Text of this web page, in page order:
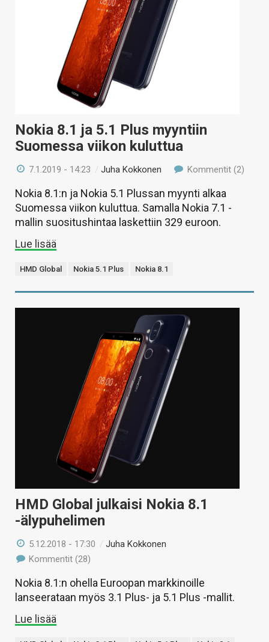
Nokia 8.1 ja 5.1 Plus myyntiin
Suomessa viikon kuluttua
7.1.2019 - 14:23 /Juha Kokkonen Kommentit (2)
Nokia 8.1:n ja Nokia 5.1 Plussan myynti alkaa
Suomessa viikon kuluttua. Samalla Nokia 7.1 -
mallin suositushintaa laskettiin 329 euroon.
Lue lisää
HMD Global Nokia 5.1 Plus Nokia 8.1
HMD Global julkaisi Nokia 8.1
-älypuhelimen
5.12.2018 - 17:30 /Juha Kokkonen
Kommentit (28)
Nokia 8.1:n ohella Euroopan markkinoille
lanseerataan myös 3.1 Plus- ja 5.1 Plus -mallit.
Lue lisää